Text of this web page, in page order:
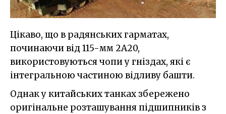
Цікаво, що в радянських гарматах,
починаючи від 115-мм 2A20,
використовуються чопи у гніздах, які є
інтегральною частиною відливу башти.
Однак у китайських танках збережено
оригінальне розташування підшипників з